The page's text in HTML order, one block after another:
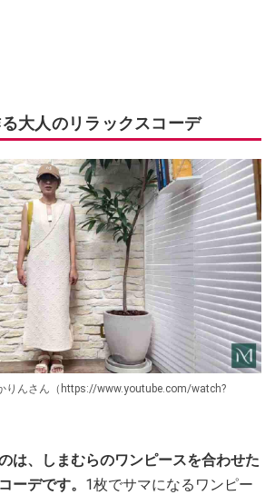
大人のリラックスコーデ
りんさん（https://www.youtube.com/watch?
は、しまむらのワンピースを合わせた
ーデです。 1枚でサマになるワンピー